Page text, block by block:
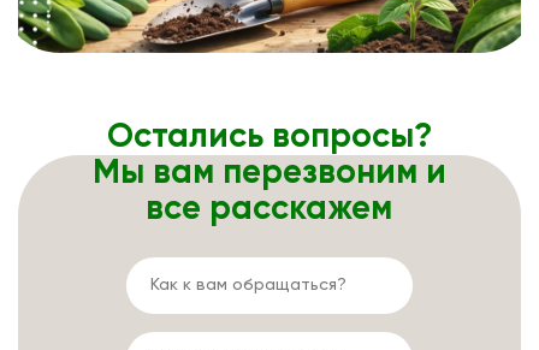
Остались вопросы?
Мы вам перезвоним и
все расскажем